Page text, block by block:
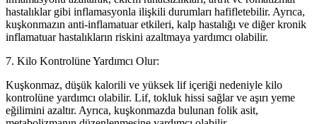
hastalıklar gibi inflamasyonla ilişkili durumları hafifletebilir. Ayrıca,
kuşkonmazın anti-inflamatuar etkileri, kalp hastalığı ve diğer kronik
inflamatuar hastalıkların riskini azaltmaya yardımcı olabilir.
7. Kilo Kontrolüne Yardımcı Olur:
Kuşkonmaz, düşük kalorili ve yüksek lif içeriği nedeniyle kilo
kontrolüne yardımcı olabilir. Lif, tokluk hissi sağlar ve aşırı yeme
eğilimini azaltır. Ayrıca, kuşkonmazda bulunan folik asit,